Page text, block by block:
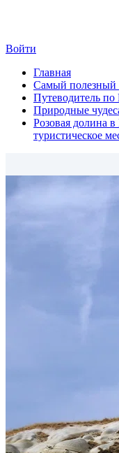
Войти
Главная
Самый полезный
Путеводитель
Природные
Розовая долина
туристическое